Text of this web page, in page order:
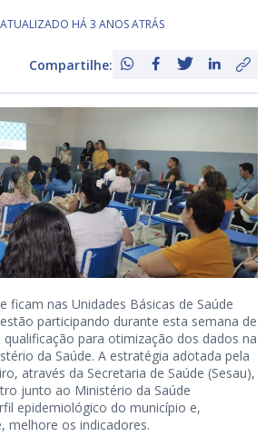
ATUALIZADO HÁ 3 ANOS ATRÁS
Compartilhe:
ficam nas Unidades Básicas de Saúde
participando durante esta semana de
para otimização dos dados na
da Saúde. A estratégia adotada pela
através da Secretaria de Saúde (Sesau),
junto ao Ministério da Saúde
epidemiológico do município e,
melhore os indicadores.